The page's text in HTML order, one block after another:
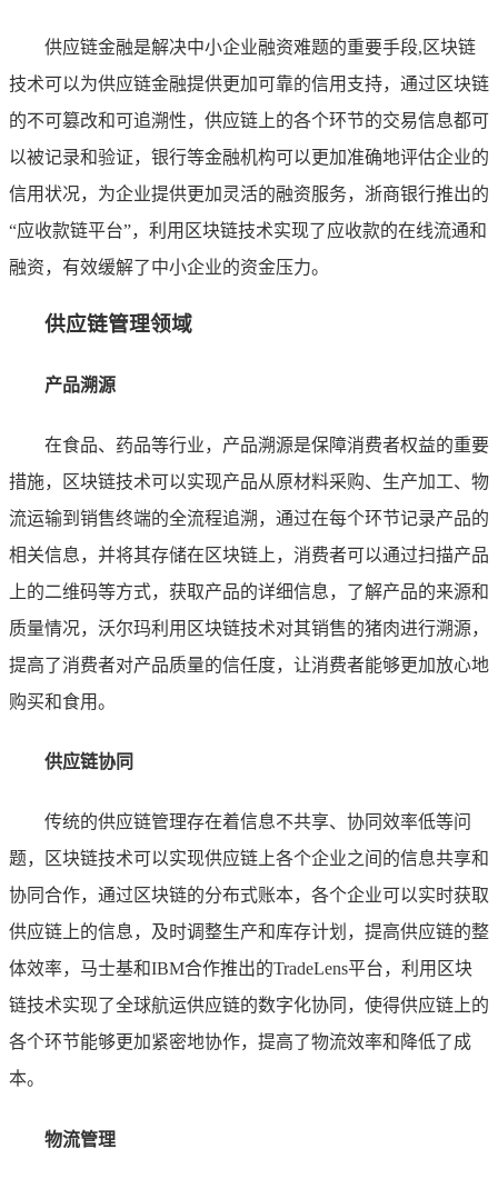
供应链金融是解决中小企业融资难题的重要手段,区块链
技术可以为供应链金融提供更加可靠的信用支持，通过区块链
的不可篡改和可追溯性，供应链上的各个环节的交易信息都可
以被记录和验证，银行等金融机构可以更加准确地评估企业的
信用状况，为企业提供更加灵活的融资服务，浙商银行推出的
“应收款链平台”，利用区块链技术实现了应收款的在线流通和
融资，有效缓解了中小企业的资金压力。
供应链管理领域
产品溯源
在食品、药品等行业，产品溯源是保障消费者权益的重要
措施，区块链技术可以实现产品从原材料采购、生产加工、物
流运输到销售终端的全流程追溯，通过在每个环节记录产品的
相关信息，并将其存储在区块链上，消费者可以通过扫描产品
上的二维码等方式，获取产品的详细信息，了解产品的来源和
质量情况，沃尔玛利用区块链技术对其销售的猪肉进行溯源，
提高了消费者对产品质量的信任度，让消费者能够更加放心地
购买和食用。
供应链协同
传统的供应链管理存在着信息不共享、协同效率低等问
题，区块链技术可以实现供应链上各个企业之间的信息共享和
协同合作，通过区块链的分布式账本，各个企业可以实时获取
供应链上的信息，及时调整生产和库存计划，提高供应链的整
体效率，马士基和IBM合作推出的TradeLens平台，利用区块
链技术实现了全球航运供应链的数字化协同，使得供应链上的
各个环节能够更加紧密地协作，提高了物流效率和降低了成
本。
物流管理